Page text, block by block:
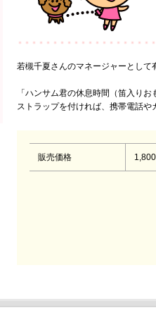
若槻千夏さんのマネージャーとし
「ハンサム君の休息時間（笛入り
ストラップを付ければ、携帯電話
販売価格